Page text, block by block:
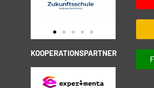
KOOPERATIONSPARTNER